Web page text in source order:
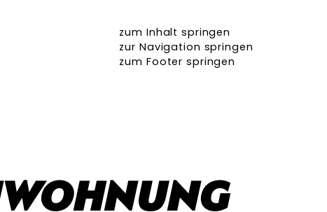
zum Inhalt springen
zur Navigation springen
zum Footer springen